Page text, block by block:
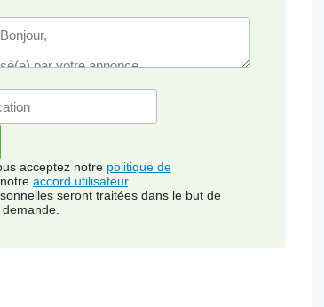
acceptez notre politique de
accord utilisateur.
seront traitées dans le but de